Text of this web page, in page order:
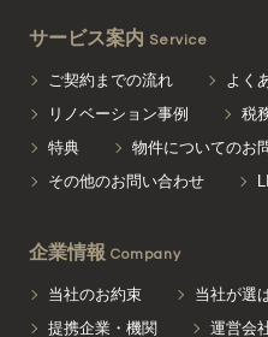
サービス案内 Service
ご契約までの流れ
よく
リノベーション事例
税
特典
物件についてのお
その他のお問い合わせ
企業情報 Company
当社のお約束
当社が選
提携企業・機関
運営会